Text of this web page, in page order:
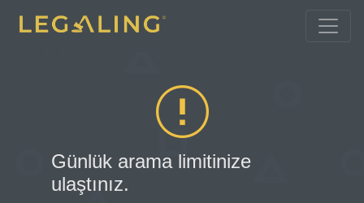
Günlük arama limitinize
ulaştınız.